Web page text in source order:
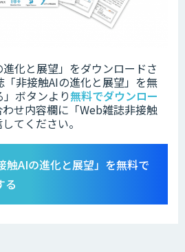
化と展望」をダウンロードさ
非接触AIの進化と展望」を無
ボタンより無料でダウンロー
せ内容欄に「Web雑誌非接触
てください。
触AIの進化と展望」を無料で
る